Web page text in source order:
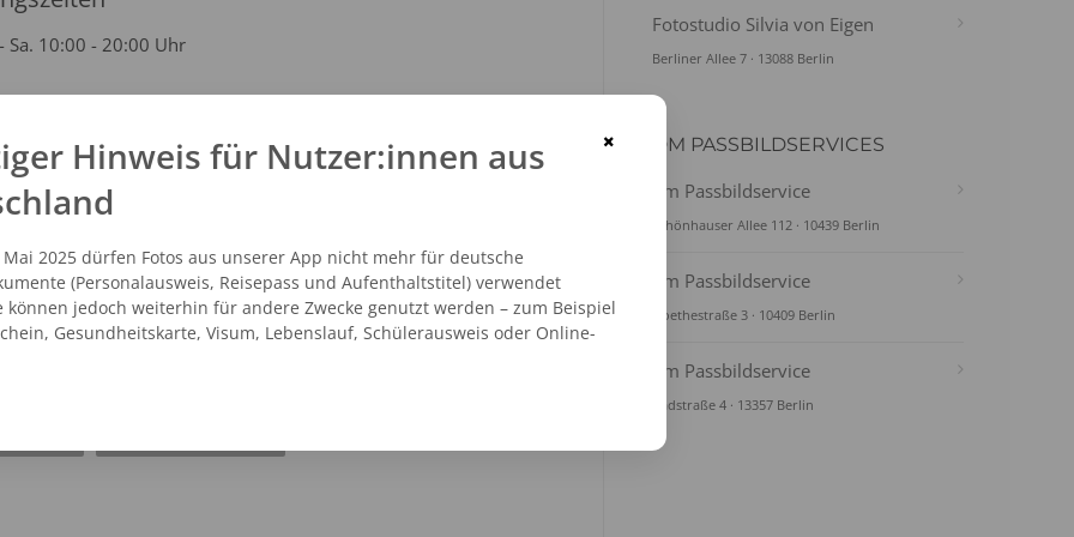
Sa. 10:00 - 20:00 Uhr
Fotostudio Silvia von Eigen
Berliner Allee 7 · 13088 Berlin
DM PASSBILDSERVICES
dm Passbildservice
Schönhauser Allee 112 · 10439 Berlin
dm Passbildservice
Goethestraße 3 · 10409 Berlin
dm Passbildservice
Badstraße 4 · 13357 Berlin
×
Hinweis für Nutzer:innen aus
Mai 2025 dürfen Fotos aus unserer App nicht mehr für deutsche
(Personalausweis, Reisepass und Aufenthaltstitel) verwendet
können jedoch weiterhin für andere Zwecke genutzt werden – zum Beispiel
Gesundheitskarte, Visum, Lebenslauf, Schülerausweis oder Online-